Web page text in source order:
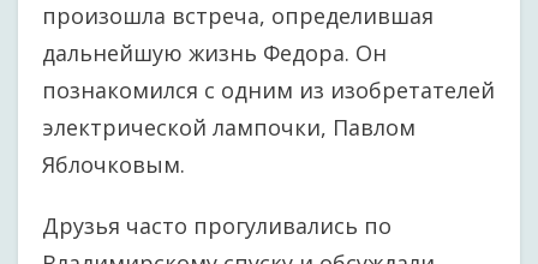
произошла встреча, определившая
дальнейшую жизнь Федора. Он
познакомился с одним из изобретателей
электрической лампочки, Павлом
Яблочковым.
Друзья часто прогуливались по